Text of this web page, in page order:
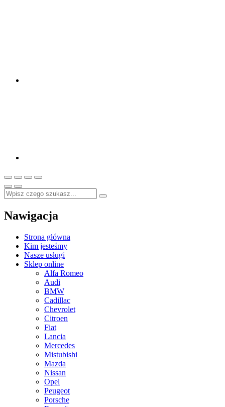
Nawigacja
Strona główna
Kim jesteśmy
Nasze usługi
Sklep online
Alfa Romeo
Audi
BMW
Cadillac
Chevrolet
Citroen
Fiat
Lancia
Mercedes
Mistubishi
Mazda
Nissan
Opel
Peugeot
Porsche